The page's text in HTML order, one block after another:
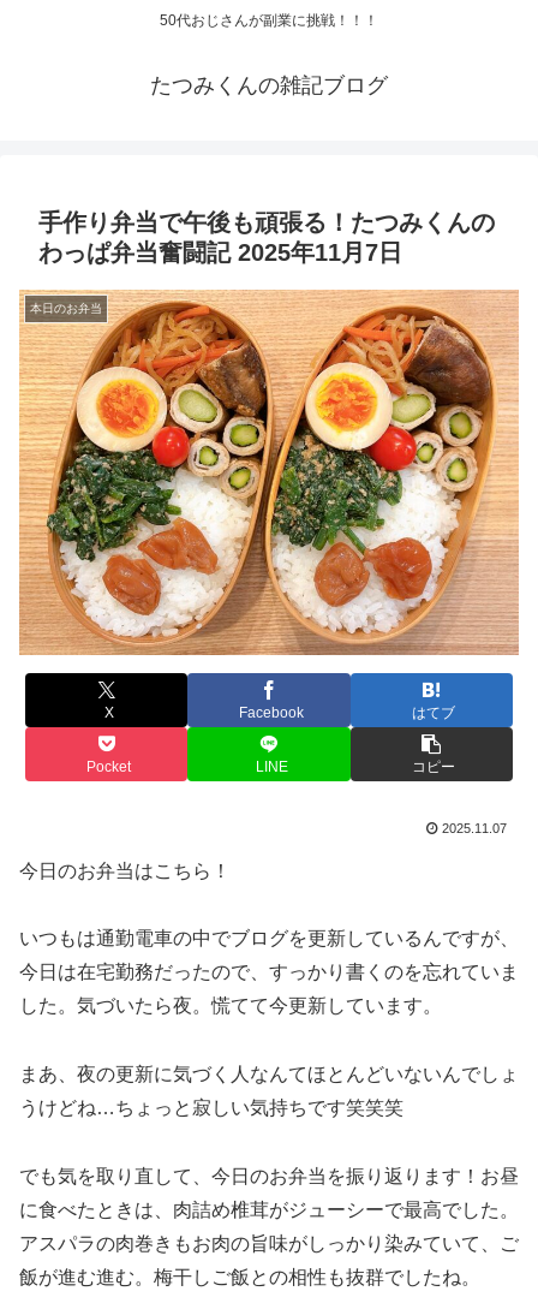
50代おじさんが副業に挑戦！！！
たつみくんの雑記ブログ
手作り弁当で午後も頑張る！たつみくんの
わっぱ弁当奮闘記 2025年11月7日
本日のお弁当
X Facebook はてブ
Pocket LINE コピー
2025.11.07
今日のお弁当はこちら！
いつもは通勤電車の中でブログを更新しているんですが、
今日は在宅勤務だったので、すっかり書くのを忘れていま
した。気づいたら夜。慌てて今更新しています。
まあ、夜の更新に気づく人なんてほとんどいないんでしょ
うけどね…ちょっと寂しい気持ちです笑笑笑
でも気を取り直して、今日のお弁当を振り返ります！お昼
に食べたときは、肉詰め椎茸がジューシーで最高でした。
アスパラの肉巻きもお肉の旨味がしっかり染みていて、ご
飯が進む進む。梅干しご飯との相性も抜群でしたね。